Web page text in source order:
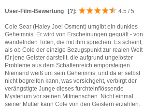
User-Film-Bewertung [?] : 4.5 / 5
Cole Sear (Haley Joel Osment) umgibt ein dunkles
Geheimnis: Er wird von Erscheinungen gequält - von
wandelnden Toten, die mit ihm sprechen. Es scheint,
als ob Cole der einzige Bezugspunkt zur realen Welt
für jene Geister darstellt, die aufgrund ungelöster
Probleme aus dem Schattenreich emporsteigen.
Niemand weiß um sein Geheimnis, und da er selbst
nicht begreifen kann, was vorsichgeht, verbirgt der
verängstigte Junge dieses furchteinflössende
Mysterium vor seinen Mitmenschen. Nicht einmal
seiner Mutter kann Cole von den Geistern erzählen.